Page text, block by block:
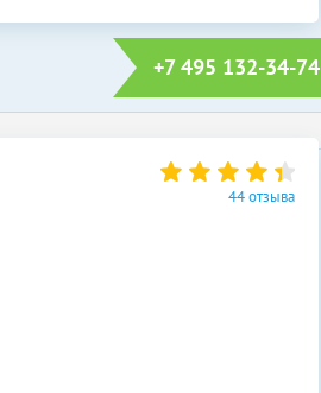
+7 495 132-34-74
44 отзыва